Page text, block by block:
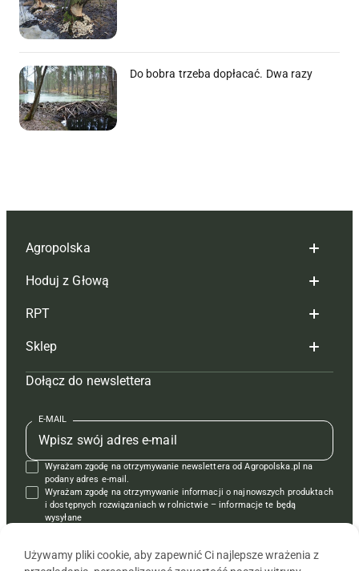
Do bobra trzeba dopłacać. Dwa razy
Agropolska
Redakcja
Reklama
Tagi
Mapa serwisu
Kontakt
Regulamin
Polityka prywatności
Hoduj z Głową
Hoduj z głową bydło
Hoduj z głową świnie
Prenumerata
Redakcja
Kontakt
Reklama
RPT
Redakcja
Prenumerata
Reklama
Kontakt
Krzyżówki
Sklep
Czasopisma i prenumerata
Książki
Regulamin
Dołącz do newslettera
E-MAIL
Wyrażam zgodę na otrzymywanie newslettera od Agropolska.pl na
podany adres e-mail.
Wyrażam zgodę na otrzymywanie informacji o najnowszych produktach
i dostępnych rozwiązaniach w rolnictwie – informacje te będą
wysyłane
Używamy pliki cookie, aby zapewnić Ci najlepsze wrażenia z